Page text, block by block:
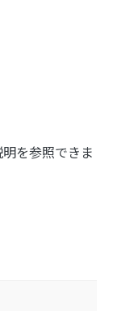
を参照できま